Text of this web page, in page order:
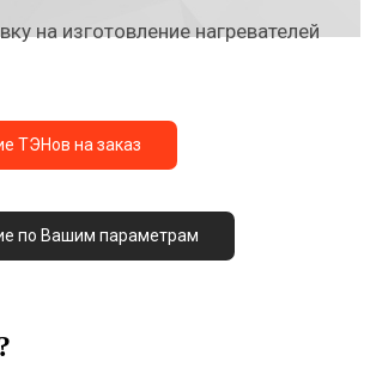
на изготовление нагревателей
ТЭНов на заказ
по Вашим параметрам